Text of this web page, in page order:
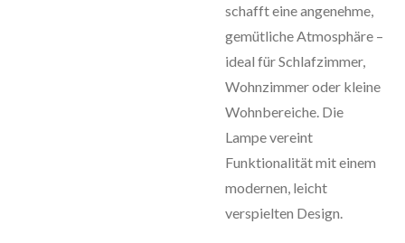
schafft eine angenehme,
gemütliche Atmosphäre –
ideal für Schlafzimmer,
Wohnzimmer oder kleine
Wohnbereiche. Die
Lampe vereint
Funktionalität mit einem
modernen, leicht
verspielten Design.